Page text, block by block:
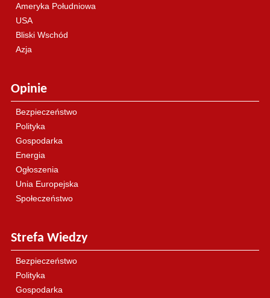
Ameryka Południowa
USA
Bliski Wschód
Azja
Opinie
Bezpieczeństwo
Polityka
Gospodarka
Energia
Ogłoszenia
Unia Europejska
Społeczeństwo
Strefa Wiedzy
Bezpieczeństwo
Polityka
Gospodarka